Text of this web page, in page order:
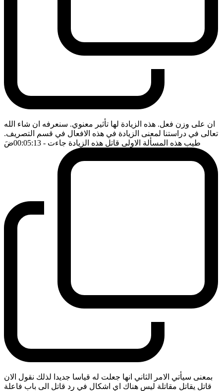
ان على وزن فعل. هذه الزيادة لها تأثير معنوي. سنعرفه ان شاء الله
تعالى في دراستنا لمعنى الزيادة في هذه الافعال في قسم التصريف.
طيب هذه المسألة الاولى قاتل هذه الزيادة جاءت - 00:05:13 ضَ
بمعنى سيأتي الامر الثاني انها جعلت له قياسا جديدا لذلك نقول الان
قاتل يقاتل مقاتلة ليس هناك اي اشكال في رد قاتل الى باب فاعلة